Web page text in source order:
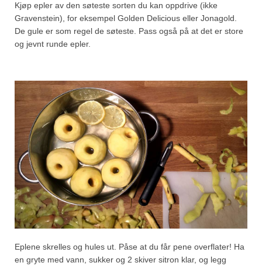
Kjøp epler av den søteste sorten du kan oppdrive (ikke
Gravenstein), for eksempel Golden Delicious eller Jonagold.
De gule er som regel de søteste. Pass også på at det er store
og jevnt runde epler.
Eplene skrelles og hules ut. Påse at du får pene overflater! Ha
en gryte med vann, sukker og 2 skiver sitron klar, og legg